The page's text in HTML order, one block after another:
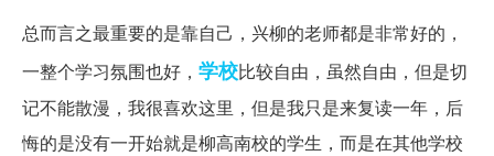
总而言之最重要的是靠自己，兴柳的老师都是非常好的，
一整个学习氛围也好， 学校比较自由，虽然自由，但是切
记不能散漫，我很喜欢这里，但是我只是来复读一年，后
悔的是没有一开始就是柳高南校的学生，而是在其他学校